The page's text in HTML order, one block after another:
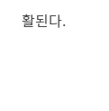
활된다.